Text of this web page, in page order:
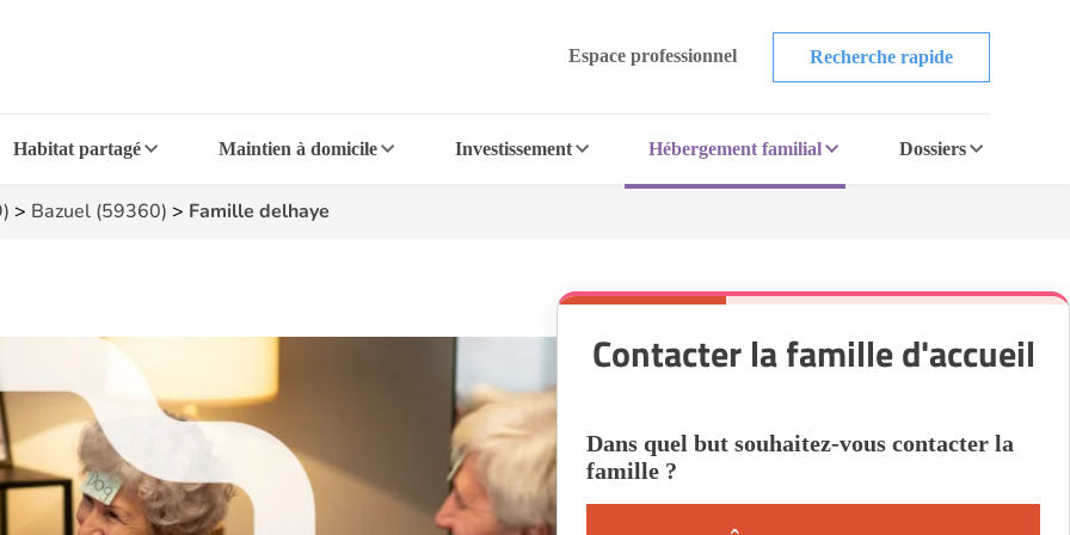
Espace professionnel Recherche rapide
Habitat partagé Maintien à domicile Investissement Hébergement familial Dossiers
> Bazuel (59360) > Famille delhaye
Contacter la famille d'accueil
Dans quel but souhaitez-vous contacter la
famille ?